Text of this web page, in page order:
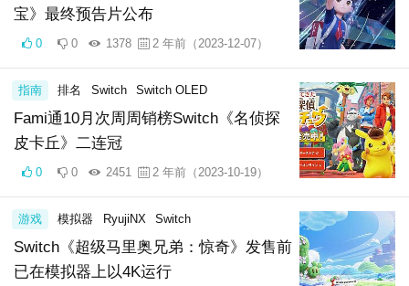
宝》最终预告片公布
0 0 1378 2 年前（2023-12-07）
Fami通10月次周周销榜Switch《名侦探
皮卡丘》二连冠
指南 排名 Switch Switch OLED
0 0 2451 2 年前（2023-10-19）
Switch《超级马里奥兄弟：惊奇》发售前
已在模拟器上以4K运行
游戏 模拟器 RyujiNX Switch